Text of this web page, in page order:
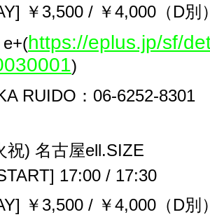
￥3,500 / ￥4,000（D別
https://eplus.jp/sf/
)
RUIDO：06-6252-8301
祝) 名古屋ell.SIZE
17:00 / 17:30
￥3,500 / ￥4,000（D別